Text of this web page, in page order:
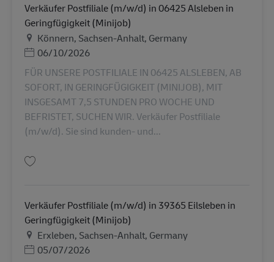
Verkäufer Postfiliale (m/w/d) in 06425 Alsleben in
Geringfügigkeit (Minijob)
Địa điểm
Könnern, Sachsen-Anhalt, Germany
Posted Date
06/10/2026
FÜR UNSERE POSTFILIALE IN 06425 ALSLEBEN, AB
SOFORT, IN GERINGFÜGIGKEIT (MINIJOB), MIT
INSGESAMT 7,5 STUNDEN PRO WOCHE UND
BEFRISTET, SUCHEN WIR. Verkäufer Postfiliale
(m/w/d). Sie sind kunden- und...
Verkäufer Postfiliale (m/w/d) in 39365 Eilsleben in
Geringfügigkeit (Minijob)
Địa điểm
Erxleben, Sachsen-Anhalt, Germany
Posted Date
05/07/2026